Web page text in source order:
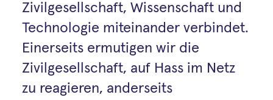
Zivilgesellschaft, Wissenschaft und
Technologie miteinander verbindet.
Einerseits ermutigen wir die
Zivilgesellschaft, auf Hass im Netz
zu reagieren, anderseits